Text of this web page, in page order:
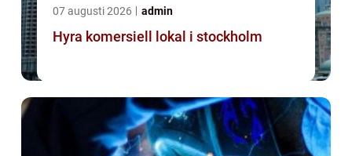
07 augusti 2026 admin
Hyra komersiell lokal i stockholm